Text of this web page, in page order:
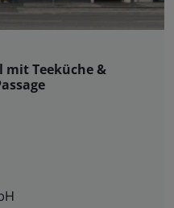
mit Teeküche &